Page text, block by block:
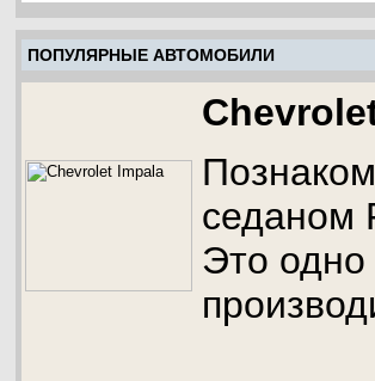
ПОПУЛЯРНЫЕ АВТОМОБИЛИ
седаном
Это одно